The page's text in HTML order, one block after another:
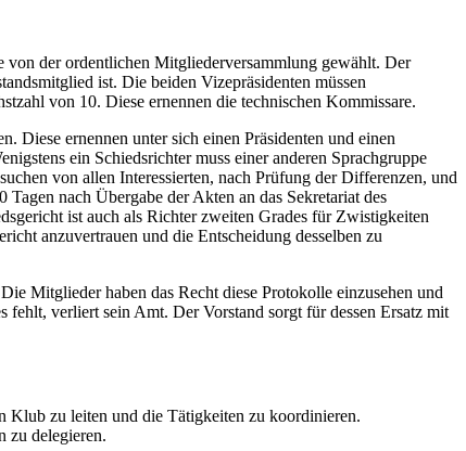
von der ordentlichen Mitgliederversammlung gewählt. Der
ist. Die beiden Vizepräsidenten müssen
von 10. Diese ernennen die technischen Kommissare.
Diese ernennen unter sich einen Präsidenten und einen
ein Schiedsrichter muss einer anderen Sprachgruppe
von allen Interessierten, nach Prüfung der Differenzen, und
nach Übergabe der Akten an das Sekretariat des
ist auch als Richter zweiten Grades für Zwistigkeiten
anzuvertrauen und die Entscheidung desselben zu
Mitglieder haben das Recht diese Protokolle einzusehen und
fehlt, verliert sein Amt. Der Vorstand sorgt für dessen Ersatz mit
Klub zu leiten und die Tätigkeiten zu koordinieren.
zu delegieren.